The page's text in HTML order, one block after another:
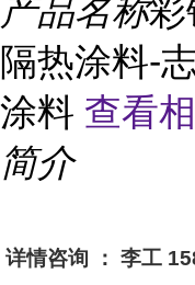
产品名称
隔热涂料-
涂料 查看
简介
详情咨询 ： 李工